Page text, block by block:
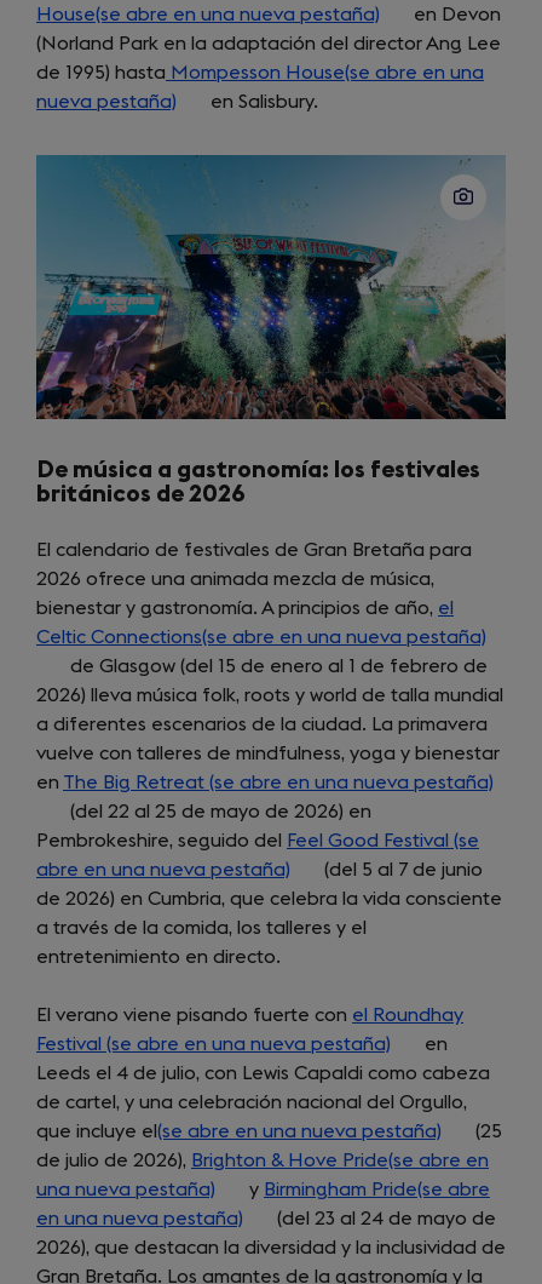
House(se abre en una nueva pestaña) (opens
in
a
en Devon
(Norland Park en la adaptación del director Ang Lee
de 1995) hasta Mompesson House(se abre en una
nueva pestaña) (opens
a
en Salisbury.
De música a gastronomía: los festivales
británicos de 2026
El calendario de festivales de Gran Bretaña para
2026 ofrece una animada mezcla de música,
bienestar y gastronomía. A principios de año, el
Celtic Connections(se abre en una nueva pestaña)
a
tab)
de Glasgow (del 15 de enero al 1 de febrero de
2026) lleva música folk, roots y world de talla mundial
a diferentes escenarios de la ciudad. La primavera
vuelve con talleres de mindfulness, yoga y bienestar
en The Big Retreat (se abre en una nueva pestaña)
tab)
(del 22 al 25 de mayo de 2026) en
Pembrokeshire, seguido del
Feel Good Festival (se
abre en una nueva pestaña) (opens
in
a
(del 5 al 7 de junio
de 2026) en Cumbria, que celebra la vida consciente
a través de la comida, los talleres y el
entretenimiento en directo.
El verano viene pisando fuerte con el Roundhay
Festival (se abre en una nueva pestaña) (opens
in
a
new
tab)
en
Leeds el 4 de julio, con Lewis Capaldi como cabeza
de cartel, y una celebración nacional del Orgullo,
que incluye el (se abre en una nueva pestaña) (opens
in
a
new
tab)
(25
de julio de 2026), Brighton & Hove Pride(se abre en
una nueva pestaña) (opens
in
a
new
y Birmingham Pride(se abre
en una nueva pestaña) (opens
in
a
(del 23 al 24 de mayo de
2026), que destacan la diversidad y la inclusividad de
Gran Bretaña. Los amantes de la gastronomía y la